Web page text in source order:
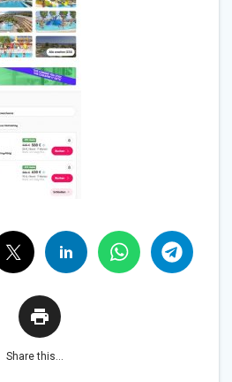
Share this...